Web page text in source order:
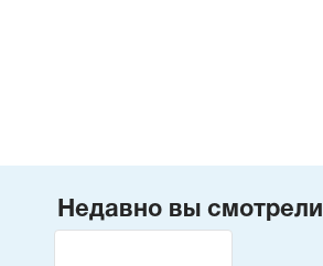
Недавно вы смотрели